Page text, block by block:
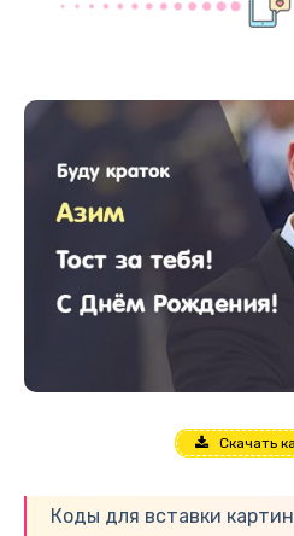
Скачать
Коды для вставки